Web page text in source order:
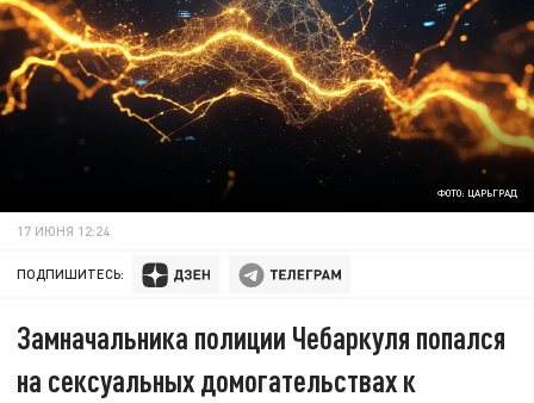
ФОТО: ЦАРЬГРАД
17 ИЮНЯ 12:24
ПОДПИШИТЕСЬ:
Замначальника полиции Чебаркуля попался
на сексуальных домогательствах к